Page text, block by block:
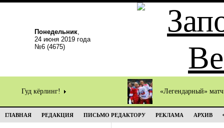
Понедельник,
24 июня 2019 года
№6 (4675)
Гуд кёрлинг! «Легендарный»
ГЛАВНАЯ РЕДАКЦИЯ ПИСЬМО РЕДАКТОРУ РЕКЛАМА АРХИВ